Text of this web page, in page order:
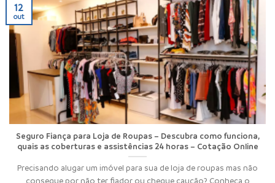
Seguro Fiança para Loja de Roupas – Descubra como funciona,
quais as coberturas e assistências 24 horas – Cotação Online
Precisando alugar um imóvel para sua de loja de roupas mas não
consegue por não ter fiador ou cheque caução? Conheça o
12
out